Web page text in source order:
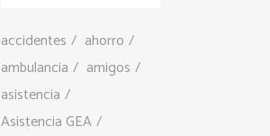
accidentes
ahorro
ambulancia
amigos
asistencia
Asistencia GEA